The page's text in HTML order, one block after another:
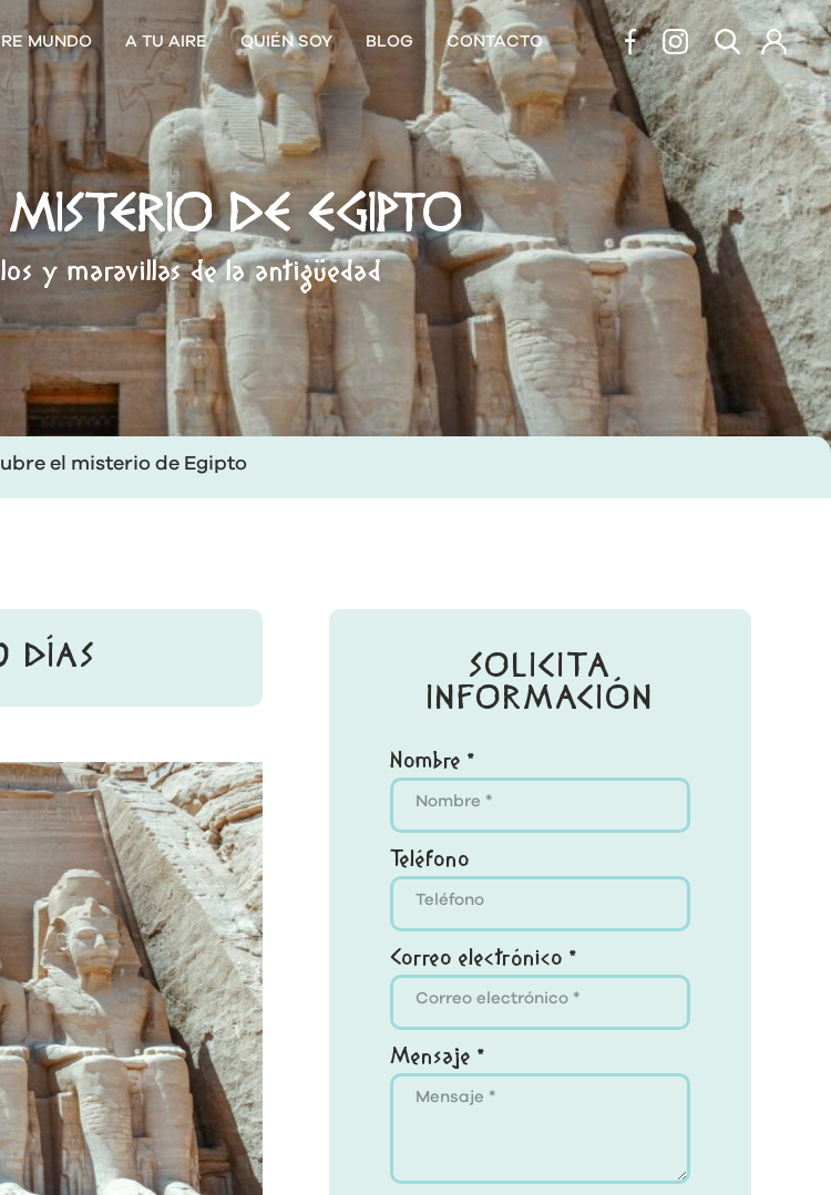
MUNDO A TU AIRE QUIÉN SOY BLOG CONTACTO
DE EGIPTO
y maravillas de la antigüedad
el misterio de Egipto
DÍAS SOLICITA
INFORMACIÓN
Nombre *
Teléfono
Correo electrónico *
Mensaje *